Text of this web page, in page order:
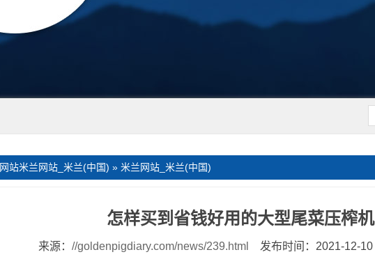
网站米兰网站_米兰(中国) » 米兰网站_米兰(中国)
怎样买到省钱好用的大型尾菜压榨机
来源： //goldenpigdiary.com/news/239.html 发布时间：2021-12-10